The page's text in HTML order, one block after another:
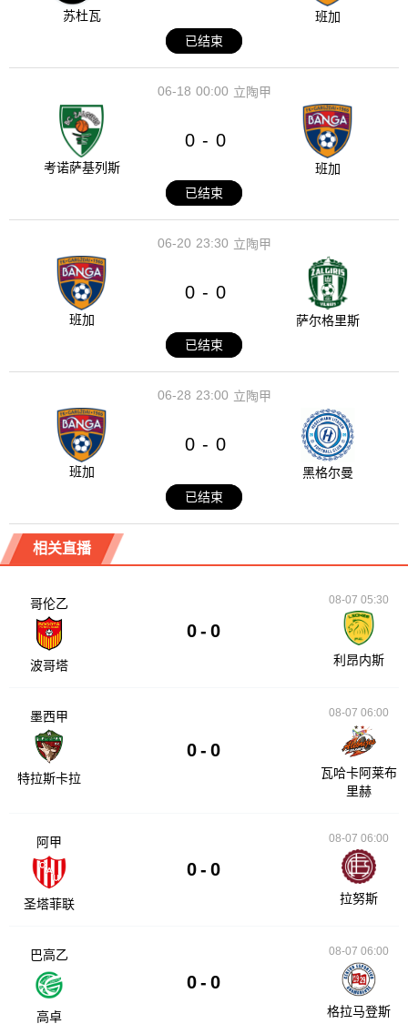
苏杜瓦
班加
已结束
00:00
06-18 立陶甲
考诺萨基列斯
0 - 0
班加
已结束
23:30
06-20 立陶甲
班加
0 - 0
萨尔格里斯
已结束
23:00
06-28 立陶甲
班加
0 - 0
黑格尔曼
已结束
相关直播
哥伦乙
波哥塔
0 - 0
08-07 05:30
利昂内斯
墨西甲
特拉斯卡拉
0 - 0
08-07 06:00
瓦哈卡阿莱布
里赫
阿甲
圣塔菲联
0 - 0
08-07 06:00
拉努斯
巴高乙
高卓
0 - 0
08-07 06:00
格拉马登斯